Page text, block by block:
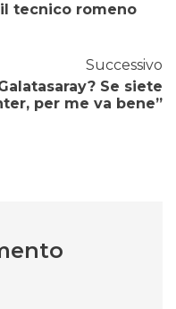
tecnico romeno
Successivo
Se siete
per me va bene”